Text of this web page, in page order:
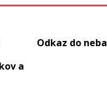
a
Odkaz do neba